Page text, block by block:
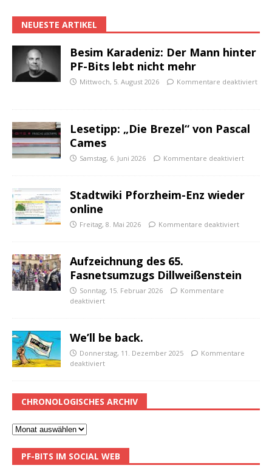
NEUESTE ARTIKEL
Besim Karadeniz: Der Mann hinter
PF-Bits lebt nicht mehr
Mittwoch, 5. August 2026 Kommentare deaktiviert
Lesetipp: „Die Brezel“ von Pascal
Cames
Samstag, 6. Juni 2026 Kommentare deaktiviert
Stadtwiki Pforzheim-Enz wieder
online
Freitag, 8. Mai 2026 Kommentare deaktiviert
Aufzeichnung des 65.
Fasnetsumzugs Dillweißenstein
Sonntag, 15. Februar 2026
Kommentare
deaktiviert
We’ll be back.
Donnerstag, 11. Dezember 2025
Kommentare
deaktiviert
CHRONOLOGISCHES ARCHIV
PF-BITS IM SOCIAL WEB